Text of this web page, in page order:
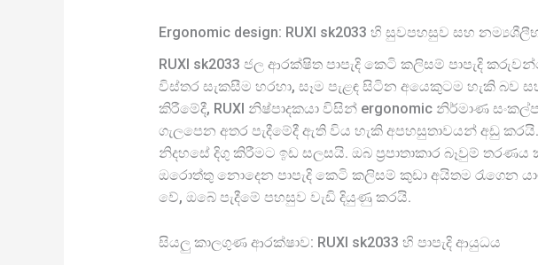
Ergonomic design: RUXI sk2033 හි සුවපහසුව සහ
RUXI sk2033 ජල ආරක්ෂිත පාපැදි කෙටි කලිසම් පාපැදි
විස්තර සැකසීම හරහා, සෑම පැළඳ සිටින අයෙකුටම හැකි
කිරීමේදී, RUXI නිෂ්පාදකයා විසින් ergonomic නිර්මාණ
ගැලපෙන අතර පැදීමේදී ඇති විය හැකි අපහසුතාවයන් අඩු
නිදහසේ දිගු කිරීමට ඉඩ සලසයි. ඔබ ප්‍රපාතාකාර බෑවුම්
ඔරොත්තු නොදෙන පාපැදි කෙටි කලිසම් කුඩා අයිතම රැගෙන
වේ, ඔබේ පැදීමේ පහසුව වැඩි දියුණු කරයි.
සියලු කාලගුණ ආරක්ෂාව: RUXI sk2033 හි පාපැදි ආයුධය